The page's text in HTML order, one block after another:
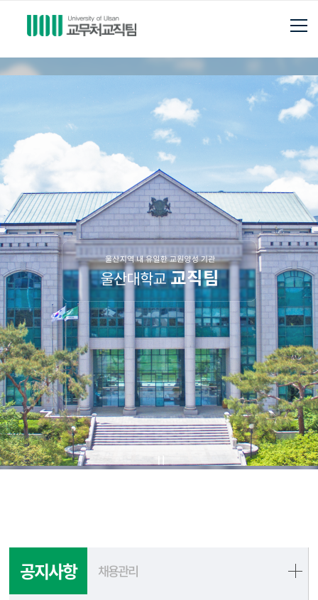
공지사항 채용관리